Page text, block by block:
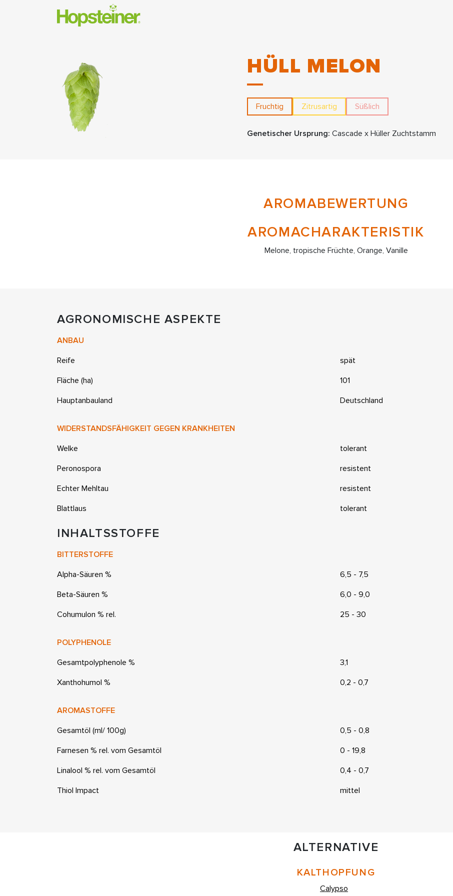
HÜLL MELON
Fruchtig Zitrusartig Süßlich
Genetischer Ursprung: Cascade x Hüller Zuchtstamm
AROMABEWERTUNG
AROMACHARAKTERISTIK
Melone, tropische Früchte, Orange, Vanille
AGRONOMISCHE ASPEKTE
ANBAU
Reife
spät
Fläche (ha)
101
Hauptanbauland
Deutschland
WIDERSTANDSFÄHIGKEIT GEGEN KRANKHEITEN
Welke
tolerant
Peronospora
resistent
Echter Mehltau
resistent
Blattlaus
tolerant
INHALTSSTOFFE
BITTERSTOFFE
Alpha-Säuren %
6,5 - 7,5
Beta-Säuren %
6,0 - 9,0
Cohumulon % rel.
25 - 30
POLYPHENOLE
Gesamtpolyphenole %
3,1
Xanthohumol %
0,2 - 0,7
AROMASTOFFE
Gesamtöl (ml/ 100g)
0,5 - 0,8
Farnesen % rel. vom Gesamtöl
0 - 19,8
Linalool % rel. vom Gesamtöl
0,4 - 0,7
Thiol Impact
mittel
ALTERNATIVE
KALTHOPFUNG
Calypso